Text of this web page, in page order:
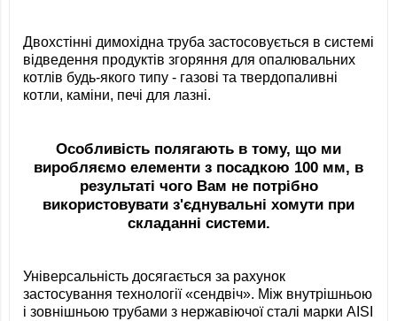
Двохстінні димохідна труба застосовується в системі
відведення продуктів згоряння для опалювальних
котлів будь-якого типу - газові та твердопаливні
котли, каміни, печі для лазні.
Особливість полягають в тому, що ми
виробляємо елементи з посадкою 100 мм, в
результаті чого Вам не потрібно
використовувати з'єднувальні хомути при
складанні системи.
Універсальність досягається за рахунок
застосування технології «сендвіч». Між внутрішньою
і зовнішньою трубами з нержавіючої сталі марки AISI